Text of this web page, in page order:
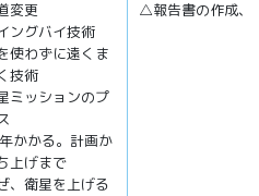
変更
ングバイ技術
使わずに遠くま
技術
ミッションのプ
かかる。計画か
上げまで
、衛星を上げる
△報告書の作成、